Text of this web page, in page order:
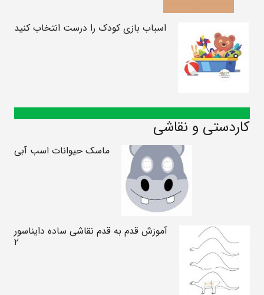
اسباب بازی کودک را درست انتخاب کنید
کاردستی و نقاشی
ماسک حیوانات اسب آبی
آموزش قدم به قدم نقاشی ساده دایناسور
۲